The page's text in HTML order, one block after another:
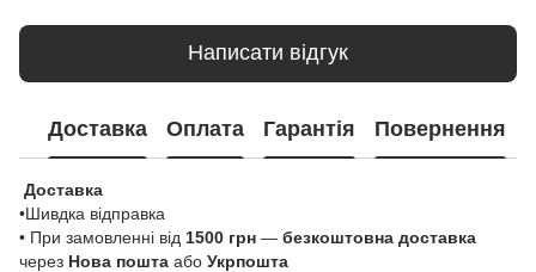
Написати відгук
Доставка Оплата Гарантія Повернення
Доставка
•Шивдка відправка
• При замовленні від 1500 грн — безкоштовна доставка
через Нова пошта або Укрпошта